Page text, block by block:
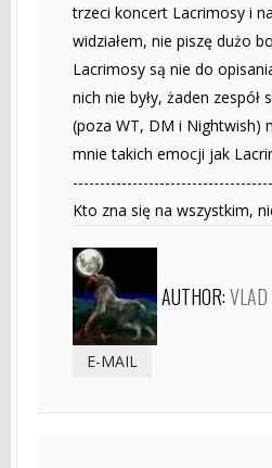
trzeci koncert Lacrimosy i
widziałem, nie piszę dużo
Lacrimosy są nie do
nich nie były, żaden zespół
(poza WT, DM i Nightwish)
mnie takich emocji jak
Kto zna się na wszystkim,
AUTHOR:
E-MAIL